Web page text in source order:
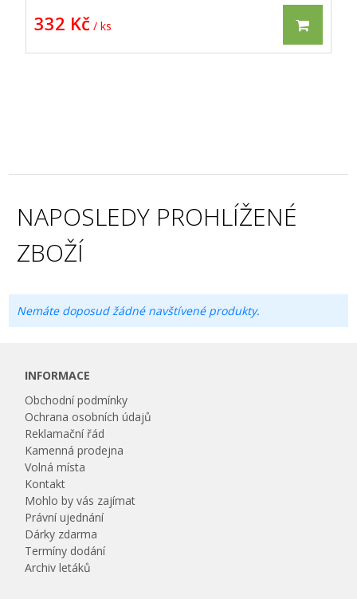
332 Kč / ks
NAPOSLEDY PROHLÍŽENÉ
ZBOŽÍ
Nemáte doposud žádné navštívené produkty.
INFORMACE
Obchodní podmínky
Ochrana osobních údajů
Reklamační řád
Kamenná prodejna
Volná místa
Kontakt
Mohlo by vás zajímat
Právní ujednání
Dárky zdarma
Termíny dodání
Archiv letáků